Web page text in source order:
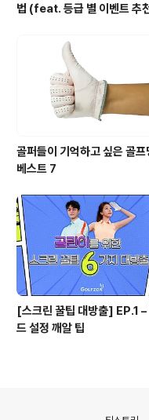
법 (feat. 등급 별 이벤트 추
골퍼들이 기억하고 싶은 골프
베스트 7
[스크린 꿀팁 대방출] EP.1 –
드 설정 깨알 팁